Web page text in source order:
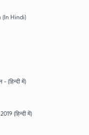
(In Hindi)
(हिन्दी में)
(हिन्दी में)